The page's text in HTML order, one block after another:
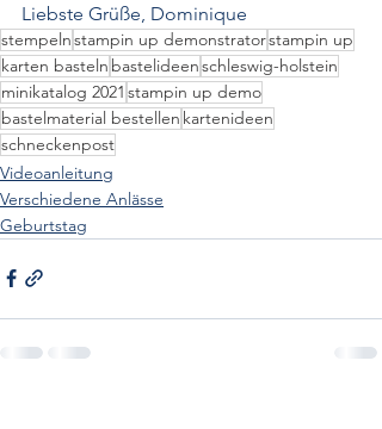
Liebste Grüße, Dominique
stempelnstampin up demonstratorstampin up
karten basteln bastelideenschleswig-holstein
minikatalog 2021 stampin up demo
bastelmaterial bestellen kartenideen
schneckenpost
Videoanleitung
Verschiedene Anlässe
Geburtstag